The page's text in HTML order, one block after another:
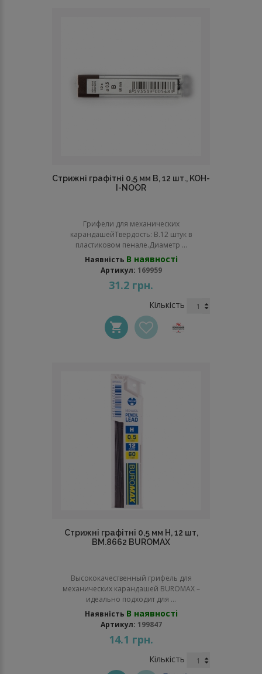
Стрижні графітні 0,5 мм В, 12 шт., KOH-
I-NOOR
Грифели для механических
карандашейТвердость: В.12 штук в
пластиковом пенале.Диаметр ...
Наявність В наявності
Артикул: 169959
31.2 грн.
Кількість
Стрижні графітні 0,5 мм Н, 12 шт,
BM.8662 BUROMAX
Высококачественный грифель для
механических карандашей BUROMAX –
идеально подходит для ...
Наявність В наявності
Артикул: 199847
14.1 грн.
Кількість